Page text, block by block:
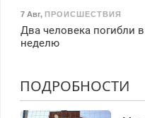
7 Авг, ПРОИСШЕСТВИЯ
Два человека погибли
неделю
ПОДРОБНОСТИ